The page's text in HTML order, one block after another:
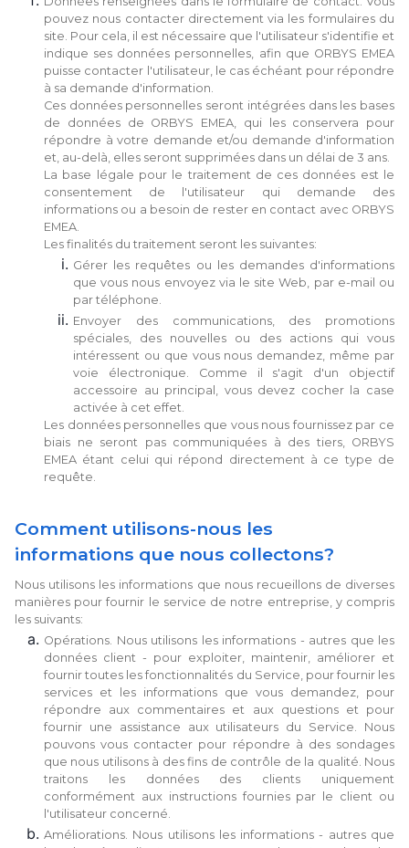
pouvez nous contacter directement via les formulaires du
site. Pour cela, il est nécessaire que l'utilisateur s'identifie et
indique ses données personnelles, afin que ORBYS EMEA
puisse contacter l'utilisateur, le cas échéant pour répondre
à sa demande d'information.
Ces données personnelles seront intégrées dans les bases
de données de ORBYS EMEA, qui les conservera pour
répondre à votre demande et/ou demande d'information
et, au-delà, elles seront supprimées dans un délai de 3 ans.
La base légale pour le traitement de ces données est le
consentement de l'utilisateur qui demande des
informations ou a besoin de rester en contact avec ORBYS
EMEA.
Les finalités du traitement seront les suivantes:
Gérer les requêtes ou les demandes d'informations
que vous nous envoyez via le site Web, par e-mail ou
par téléphone.
Envoyer des communications, des promotions
spéciales, des nouvelles ou des actions qui vous
intéressent ou que vous nous demandez, même par
voie électronique. Comme il s'agit d'un objectif
accessoire au principal, vous devez cocher la case
activée à cet effet.
Les données personnelles que vous nous fournissez par ce
biais ne seront pas communiquées à des tiers, ORBYS
EMEA étant celui qui répond directement à ce type de
requête.
Comment utilisons-nous les
informations que nous collectons?
Nous utilisons les informations que nous recueillons de diverses
manières pour fournir le service de notre entreprise, y compris
les suivants:
Opérations. Nous utilisons les informations - autres que les
données client - pour exploiter, maintenir, améliorer et
fournir toutes les fonctionnalités du Service, pour fournir les
services et les informations que vous demandez, pour
répondre aux commentaires et aux questions et pour
fournir une assistance aux utilisateurs du Service. Nous
pouvons vous contacter pour répondre à des sondages
que nous utilisons à des fins de contrôle de la qualité. Nous
traitons les données des clients uniquement
conformément aux instructions fournies par le client ou
l'utilisateur concerné.
Améliorations. Nous utilisons les informations - autres que